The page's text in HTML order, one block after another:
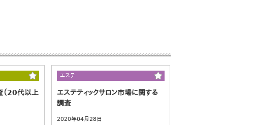
（20代以上
エステ
エステティックサロン市場に関する
調査
2020年04月28日